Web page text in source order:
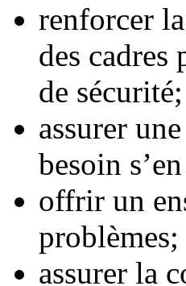
renforcer
des cadres
de sécurité;
assurer
besoin
offrir un
problèmes;
assurer la